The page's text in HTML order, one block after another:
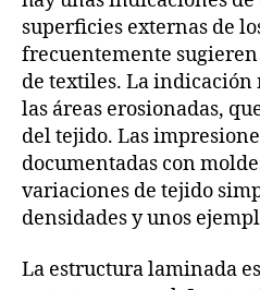
superficies externas de
frecuentemente
de textiles. La indicación
las áreas erosionadas,
del tejido. Las
documentadas con
variaciones de tejido
densidades y unos
La estructura laminada